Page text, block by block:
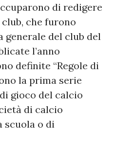
di redigere
che furono
generale del club del
l’anno
definite “Regole di
la prima serie
gioco del calcio
di calcio
scuola o di